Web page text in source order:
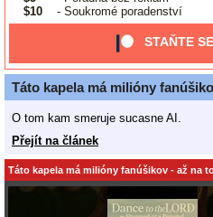
$10
- Soukromé poradenství
STAŇTE
Táto kapela má milióny
O tom kam smeruje sucasne AI.
Přejít na článek
Táto kapela má milióny fanúšikov - až na